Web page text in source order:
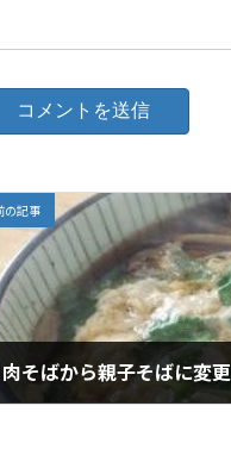
の記事
肉そばから親子そばに変更